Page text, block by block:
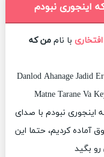
اینجوری نبودم
با ناممن که
Danlod Ahanage Jadid
Matne Tarane Va
اینجوری نبودم با صدای
آماده کردیم، حتما این
بگید